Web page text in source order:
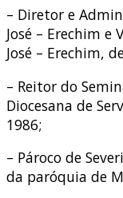
– Diretor e
José – Erechim
José – Erechim,
– Reitor do
Diocesana de
1986;
– Pároco de
da paróquia de